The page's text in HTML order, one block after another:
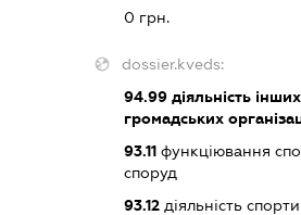
0 грн.
dossier.kveds:
94.99діяльність інших
громадських
93.11функціювання
споруд
93.12діяльність